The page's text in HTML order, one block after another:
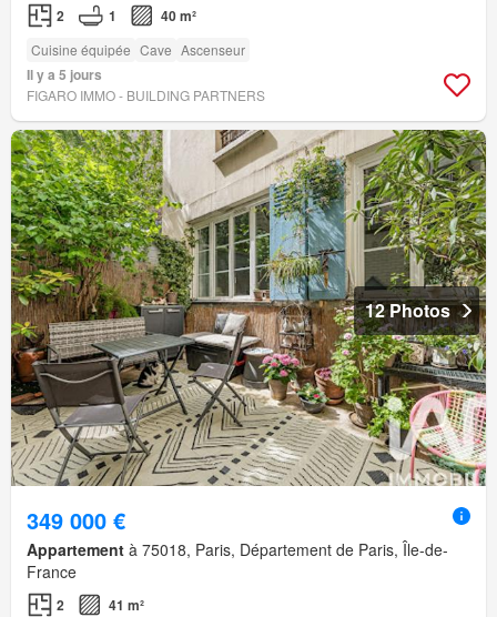
2 1 40 m²
Cuisine équipée Cave Ascenseur
Il y a 5 jours
FIGARO IMMO - BUILDING PARTNERS
12 Photos
349 000 €
Appartement à 75018, Paris, Département de Paris, Île-de-
France
2 41 m²